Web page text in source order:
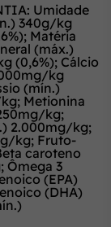
Umidade
340g/kg
Matéria
(máx.)
(0,6%); Cálcio
kg
(mín.)
Metionina
kg;
2.000mg/kg;
kg; Fruto-
caroteno
Ômega 3
(EPA)
(DHA)